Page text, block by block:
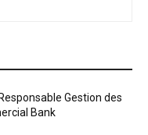
Gestion des
Bank